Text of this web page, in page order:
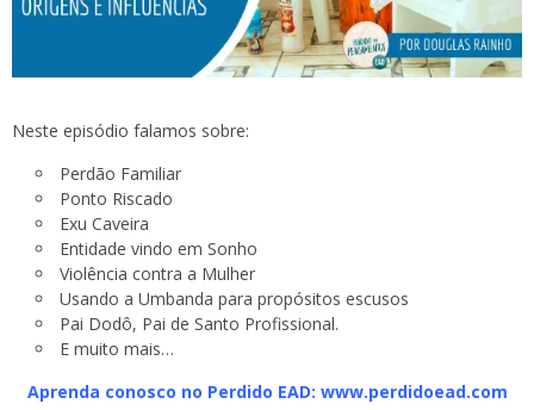
Neste episódio falamos sobre:
Perdão Familiar
Ponto Riscado
Exu Caveira
Entidade vindo em Sonho
Violência contra a Mulher
Usando a Umbanda para propósitos escusos
Pai Dodô, Pai de Santo Profissional.
E muito mais…
Aprenda conosco no Perdido EAD: www.perdidoead.com